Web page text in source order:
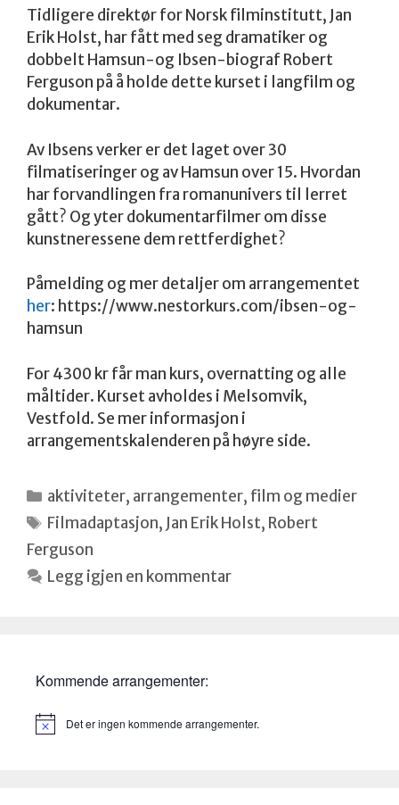
Tidligere direktør for Norsk filminstitutt, Jan
Erik Holst, har fått med seg dramatiker og
dobbelt Hamsun-og Ibsen-biograf Robert
Ferguson på å holde dette kurset i langfilm og
dokumentar.
Av Ibsens verker er det laget over 30
filmatiseringer og av Hamsun over 15. Hvordan
har forvandlingen fra romanunivers til lerret
gått? Og yter dokumentarfilmer om disse
kunstneressene dem rettferdighet?
Påmelding og mer detaljer om arrangementet
her: https://www.nestorkurs.com/ibsen-og-
hamsun
For 4300 kr får man kurs, overnatting og alle
måltider. Kurset avholdes i Melsomvik,
Vestfold. Se mer informasjon i
arrangementskalenderen på høyre side.
Kategorier
aktiviteter, arrangementer, film og medier
Stikkord
Filmadaptasjon, Jan Erik Holst, Robert
Ferguson
Legg igjen en kommentar
Kommende arrangementer:
M
Det er ingen kommende arrangementer.